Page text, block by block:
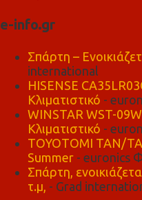
e-info.gr
Σπάρτη –
international
HISENSE
Κλιματιστικό -
WINSTAR WST-
Κλιματιστικό -
TOYOTOMI TAN/
Summer - euronics
Σπάρτη,
τ.μ, - Grad